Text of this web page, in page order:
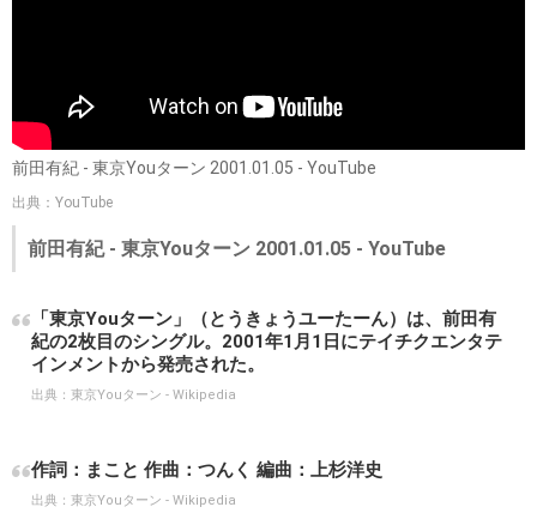
前田有紀 - 東京Youターン 2001.01.05 - YouTube
出典：YouTube
前田有紀 - 東京Youターン 2001.01.05 - YouTube
「東京Youターン」（とうきょうユーたーん）は、前田有
紀の2枚目のシングル。2001年1月1日にテイチクエンタテ
インメントから発売された。
出典： 東京Youターン - Wikipedia
作詞：まこと 作曲：つんく 編曲：上杉洋史
出典： 東京Youターン - Wikipedia